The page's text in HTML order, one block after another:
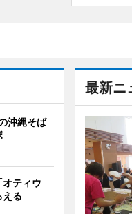
最新ニ
沖縄そば
ティウ
る